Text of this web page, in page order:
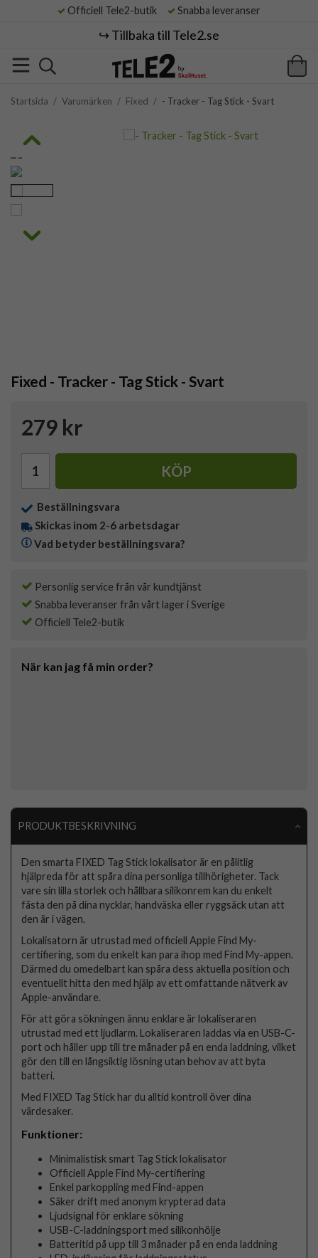
Officiell Tele2-butik Snabba leveranser
↪️ Tillbaka till Tele2.se
Startsida / Varumärken / Fixed / - Tracker - Tag Stick - Svart
Fixed - Tracker - Tag Stick - Svart
279 kr
KÖP
Beställningsvara
Skickas inom 2-6 arbetsdagar
Vad betyder beställningsvara?
Personlig service från vår kundtjänst
Snabba leveranser från vårt lager i Sverige
Officiell Tele2-butik
När kan jag få min order?
PRODUKTBESKRIVNING
Den smarta FIXED Tag Stick lokalisator är en pålitlig
hjälpreda för att spåra dina personliga tillhörigheter. Tack
vare sin lilla storlek och hållbara silikonrem kan du enkelt
fästa den på dina nycklar, handväska eller ryggsäck utan att
den är i vägen.
Lokalisatorn är utrustad med officiell Apple Find My-
certifiering, som du enkelt kan para ihop med Find My-appen.
Därmed du omedelbart kan spåra dess aktuella position och
eventuellt hitta den med hjälp av ett omfattande nätverk av
Apple-användare.
För att göra sökningen ännu enklare är lokaliseraren
utrustad med ett ljudlarm. Lokaliseraren laddas via en USB-C-
port och håller upp till tre månader på en enda laddning, vilket
gör den till en långsiktig lösning utan behov av att byta
batteri.
Med FIXED Tag Stick har du alltid kontroll över dina
värdesaker.
Funktioner:
Minimalistisk smart Tag Stick lokalisator
Officiell Apple Find My-certifiering
Enkel parkoppling med Find-appen
Säker drift med anonym krypterad data
Ljudsignal för enklare sökning
USB-C-laddningsport med silikonhölje
Batteritid på upp till 3 månader på en enda laddning